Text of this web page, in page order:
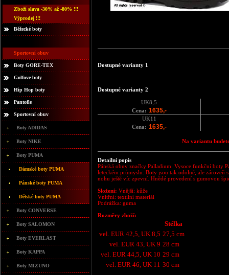
Zboží slava -30% až -80% !!!
Výprodej !!!
Běžecké boty
Sportovní obuv
Boty GORE-TEX
Golfove boty
Hip Hop boty
Pantofle
Sportovní obuv
Boty ADIDAS
Boty NIKE
Boty PUMA
Dámské boty PUMA
Pánské boty PUMA
Dětské boty PUMA
Boty CONVERSE
Boty SALOMON
Boty EVERLAST
Boty KAPPA
Boty MIZUNO
Dostupné varianty 1
Dostupné varianty 2
UK8,5
Cena: 1635,-
UK11
Cena: 1635,-
Na variantu
Detailní popis
Pánská obuv značky Palladium. Vysoce funkční boty
leteckém průmyslu. Boty jsou tak odolné, ale
nohu ještě víc zpevní. Hnědé provedení s gumovou
Složení: Vnější: kůže
Vnitřní: textilní materiál
Podrážka: guma
Rozměry zboží:
Stélka
vel. EUR 42,5, UK 8,5 27,5 cm
vel. EUR 43, UK 9 28 cm
vel. EUR 44,5, UK 10 29 cm
vel. EUR 46, UK 11 30 cm